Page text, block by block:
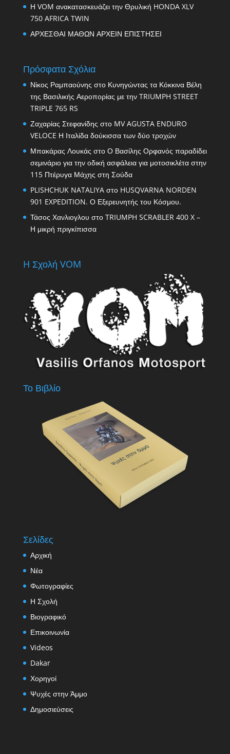
Η VOM ανακατασκευάζει την Θρυλική HONDA XLV
750 AFRICA TWIN
ΑΡΧΕΣΘΑΙ ΜΑΘΩΝ ΑΡΧΕΙΝ ΕΠΙΣΤΗΣΕΙ
Πρόσφατα Σχόλια
Νίκος Ραμπαούνης στο Κυνηγώντας τα Κόκκινα Βέλη
της Βασιλικής Αεροπορίας με την TRIUMPH STREET
TRIPLE 765 RS
Ζαχαρίας Στεφανίδης στο MV AGUSTA ENDURO
VELOCE Η Ιταλίδα δούκισσα των δύο τροχών
Μπακάρας Λουκάς στο Ο Βασίλης Ορφανός παραδίδει
σεμινάριο για την οδική ασφάλεια για μοτοσικλέτα στην
115 Πτέρυγα Μάχης στη Σούδα
PLISHCHUK NATALIYAστο HUSQVARNA NORDEN
901 EXPEDITION. Ο Εξερευνητής του Κόσμου.
Τάσος Χανλιογλου στο TRIUMPH SCRABLER 400 X –
Η μικρή πριγκίπισσα
H Σχολή VOM
Το Βιβλίο
Σελίδες
Αρχική
Νέα
Φωτογραφίες
Η Σχολή
Βιογραφικό
Επικοινωνία
Videos
Dakar
Χορηγοί
Ψυχές στην Άμμο
Δημοσιεύσεις